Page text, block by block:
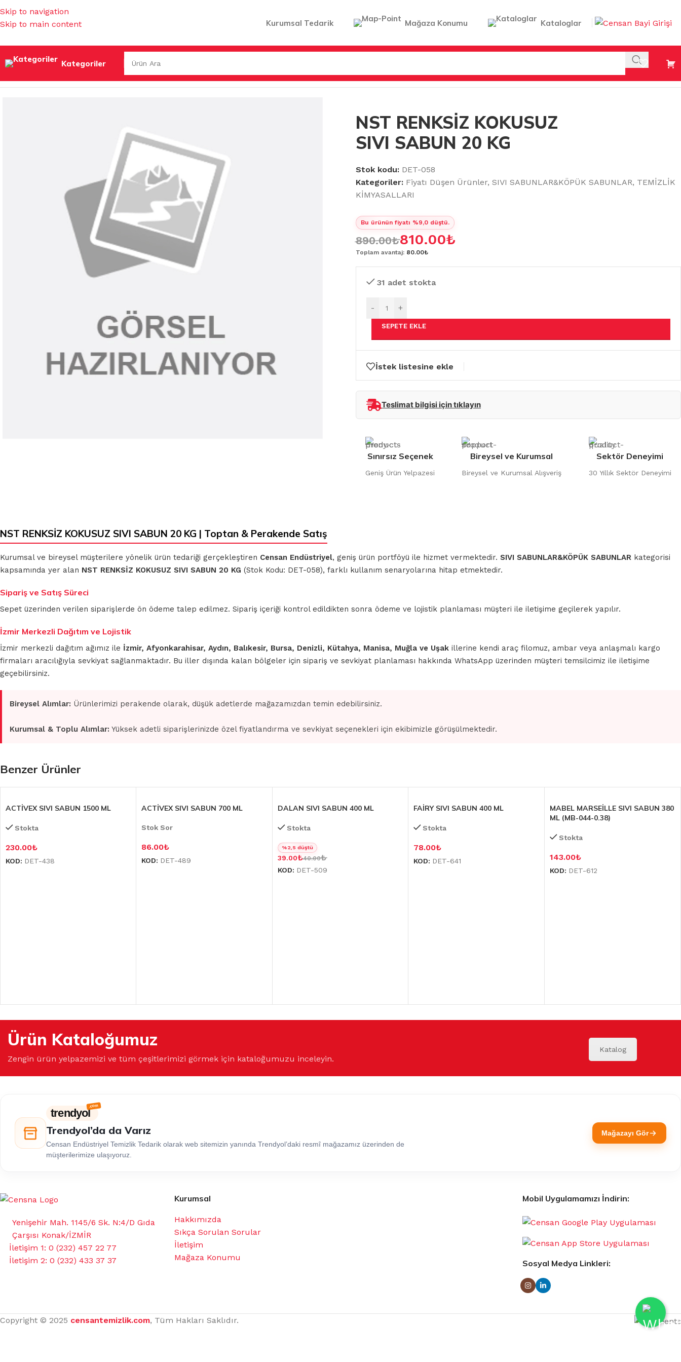
Skip to navigation
Skip to main content
Kurumsal Tedarik Mağaza Konumu Kataloglar
Kategoriler
TEMİZLİK KİMYASALLARI/SIVI SABUNLAR&KÖPÜK SABUNLAR/NST RENKSİZ KOKUSUZ SIVI SABUN 20 KG
NST RENKSİZ KOKUSUZ
SIVI SABUN 20 KG
Stok kodu: DET-058
Kategoriler: Fiyatı Düşen Ürünler, SIVI SABUNLAR&KÖPÜK SABUNLAR, TEMİZLİK
KİMYASALLARI
Bu ürünün fiyatı %9,0 düştü.
890.00₺810.00₺
Toplam avantaj: 80.00₺
31 adet stokta
- +
SEPETE EKLE
İstek listesine ekle
Teslimat bilgisi için tıklayın
Sınırsız Seçenek
Geniş Ürün Yelpazesi
Bireysel ve Kurumsal
Bireysel ve Kurumsal Alışveriş
Sektör Deneyimi
30 Yıllık Sektör Deneyimi
NST RENKSİZ KOKUSUZ SIVI SABUN 20 KG | Toptan & Perakende Satış
Kurumsal ve bireysel müşterilere yönelik ürün tedariği gerçekleştiren Censan Endüstriyel, geniş ürün portföyü ile hizmet vermektedir. SIVI SABUNLAR&KÖPÜK SABUNLAR kategorisi
kapsamında yer alan NST RENKSİZ KOKUSUZ SIVI SABUN 20 KG (Stok Kodu: DET-058), farklı kullanım senaryolarına hitap etmektedir.
Sipariş ve Satış Süreci
Sepet üzerinden verilen siparişlerde ön ödeme talep edilmez. Sipariş içeriği kontrol edildikten sonra ödeme ve lojistik planlaması müşteri ile iletişime geçilerek yapılır.
İzmir Merkezli Dağıtım ve Lojistik
İzmir merkezli dağıtım ağımız ile İzmir, Afyonkarahisar, Aydın, Balıkesir, Bursa, Denizli, Kütahya, Manisa, Muğla ve Uşak illerine kendi araç filomuz, ambar veya anlaşmalı kargo
firmaları aracılığıyla sevkiyat sağlanmaktadır. Bu iller dışında kalan bölgeler için sipariş ve sevkiyat planlaması hakkında WhatsApp üzerinden müşteri temsilcimiz ile iletişime
geçebilirsiniz.
Bireysel Alımlar: Ürünlerimizi perakende olarak, düşük adetlerde mağazamızdan temin edebilirsiniz.
Kurumsal & Toplu Alımlar: Yüksek adetli siparişlerinizde özel fiyatlandırma ve sevkiyat seçenekleri için ekibimizle görüşülmektedir.
Benzer Ürünler
ACTİVEX SIVI SABUN 1500 ML
Stokta
230.00₺
KOD: DET-438
ACTİVEX SIVI SABUN 700 ML
Stok Sor
86.00₺
KOD: DET-489
DALAN SIVI SABUN 400 ML
Stokta
%2,5 düştü
39.00₺40.00₺
KOD: DET-509
FAİRY SIVI SABUN 400 ML
Stokta
78.00₺
KOD: DET-641
MABEL MARSEİLLE SIVI SABUN 380
ML (MB-044-0.38)
Stokta
143.00₺
KOD: DET-612
Ürün Kataloğumuz
Zengin ürün yelpazemizi ve tüm çeşitlerimizi görmek için kataloğumuzu inceleyin.
Katalog
trendyol
Trendyol’da da Varız
Censan Endüstriyel Temizlik Tedarik olarak web sitemizin yanında Trendyol’daki resmî mağazamız üzerinden de
müşterilerimize ulaşıyoruz.
Mağazayı Gör
Yenişehir Mah. 1145/6 Sk. N:4/D Gıda
Çarşısı Konak/İZMİR
İletişim 1: 0 (232) 457 22 77
İletişim 2: 0 (232) 433 37 37
Kurumsal
Hakkımızda
Sıkça Sorulan Sorular
İletişim
Mağaza Konumu
Mobil Uygulamamızı İndirin:
Sosyal Medya Linkleri:
Copyright © 2025 censantemizlik.com, Tüm Hakları Saklıdır.